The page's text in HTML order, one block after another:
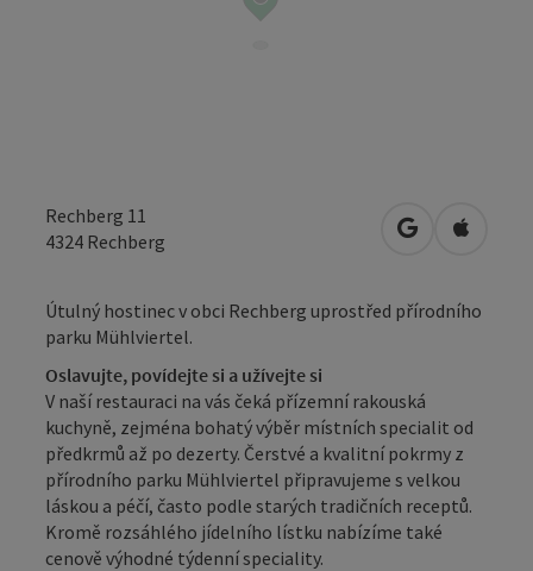
Rechberg 11
4324 Rechberg Otevřít vOtevřít
Útulný hostinec v obci Rechberg uprostřed přírodního
parku Mühlviertel.
Oslavujte, povídejte si a užívejte si
V naší restauraci na vás čeká přízemní rakouská
kuchyně, zejména bohatý výběr místních specialit od
předkrmů až po dezerty. Čerstvé a kvalitní pokrmy z
přírodního parku Mühlviertel připravujeme s velkou
láskou a péčí, často podle starých tradičních receptů.
Kromě rozsáhlého jídelního lístku nabízíme také
cenově výhodné týdenní speciality.